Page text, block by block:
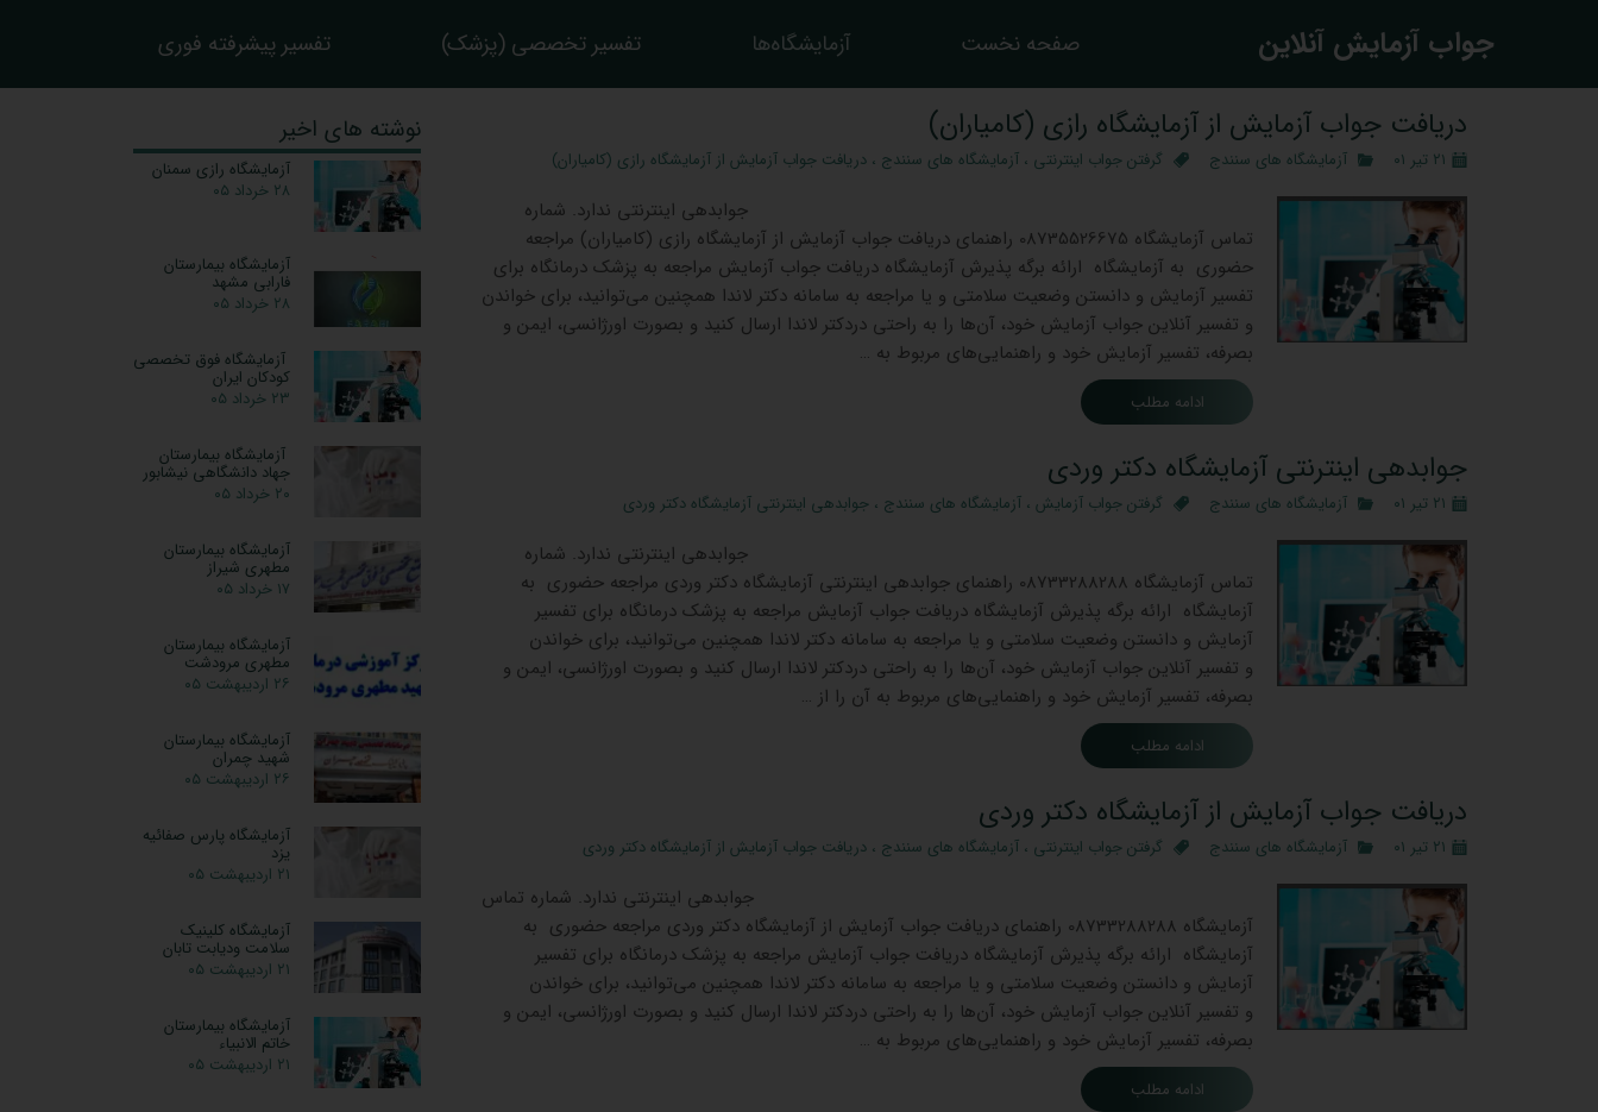
​جواب آزمایش آنلاین صفحه نخست آزمایشگاه‌ها تفسیر تخصصی (پزشک) تفسیر پیشرفته فوری
دریافت جواب آزمایش از آزمایشگاه رازی (کامیاران)
۲۱ تیر ۰۱ آزمایشگاه های سنندج گرفتن جواب اینترنتی ، آزمایشگاه های سنندج ، دریافت جواب آزمایش از آزمایشگاه رازی (کامیاران)
جوابدهی اینترنتی ندارد. شماره
تماس آزمایشگاه 08735526675 راهنمای دریافت جواب آزمایش از آزمایشگاه رازی (کامیاران) مراجعه
حضوری به آزمایشگاه ارائه برگه پذیرش آزمایشگاه دریافت جواب آزمایش مراجعه به پزشک درمانگاه برای
تفسیر آزمایش و دانستن وضعیت سلامتی و یا مراجعه به سامانه دکتر لاندا همچنین می‌توانید، برای خواندن
و تفسیر آنلاین جواب آزمایش خود، آن‌ها را به راحتی دردکتر لاندا ارسال کنید و بصورت اورژانسی، ایمن و
بصرفه، تفسیر آزمایش خود و راهنمایی‌های مربوط به …
ادامه مطلب
جوابدهی اینترنتی آزمایشگاه دکتر وردی
۲۱ تیر ۰۱ آزمایشگاه های سنندج گرفتن جواب آزمایش ، آزمایشگاه های سنندج ، جوابدهی اینترنتی آزمایشگاه دکتر وردی
جوابدهی اینترنتی ندارد. شماره
تماس آزمایشگاه 08733288288 راهنمای جوابدهی اینترنتی آزمایشگاه دکتر وردی مراجعه حضوری به
آزمایشگاه ارائه برگه پذیرش آزمایشگاه دریافت جواب آزمایش مراجعه به پزشک درمانگاه برای تفسیر
آزمایش و دانستن وضعیت سلامتی و یا مراجعه به سامانه دکتر لاندا همچنین می‌توانید، برای خواندن
و تفسیر آنلاین جواب آزمایش خود، آن‌ها را به راحتی دردکتر لاندا ارسال کنید و بصورت اورژانسی، ایمن و
بصرفه، تفسیر آزمایش خود و راهنمایی‌های مربوط به آن را از …
ادامه مطلب
دریافت جواب آزمایش از آزمایشگاه دکتر وردی
۲۱ تیر ۰۱ آزمایشگاه های سنندج گرفتن جواب اینترنتی ، آزمایشگاه های سنندج ، دریافت جواب آزمایش از آزمایشگاه دکتر وردی
جوابدهی اینترنتی ندارد. شماره تماس
آزمایشگاه 08733288288 راهنمای دریافت جواب آزمایش از آزمایشگاه دکتر وردی مراجعه حضوری به
آزمایشگاه ارائه برگه پذیرش آزمایشگاه دریافت جواب آزمایش مراجعه به پزشک درمانگاه برای تفسیر
آزمایش و دانستن وضعیت سلامتی و یا مراجعه به سامانه دکتر لاندا همچنین می‌توانید، برای خواندن
و تفسیر آنلاین جواب آزمایش خود، آن‌ها را به راحتی دردکتر لاندا ارسال کنید و بصورت اورژانسی، ایمن و
بصرفه، تفسیر آزمایش خود و راهنمایی‌های مربوط به …
ادامه مطلب
نوشته های اخیر
آزمایشگاه رازی سمنان
۲۸ خرداد ۰۵
آزمایشگاه بیمارستان
فارابی مشهد
۲۸ خرداد ۰۵
آزمایشگاه فوق تخصصی
کودکان ایران
۲۳ خرداد ۰۵
آزمایشگاه بیمارستان
جهاد دانشگاهی نیشابور
۲۰ خرداد ۰۵
آزمایشگاه بیمارستان
مطهری شیراز
۱۷ خرداد ۰۵
آزمایشگاه بیمارستان
مطهری مرودشت
۲۶ اردیبهشت ۰۵
آزمایشگاه بیمارستان
شهید چمران
۲۶ اردیبهشت ۰۵
آزمایشگاه پارس صفائیه
یزد
۲۱ اردیبهشت ۰۵
آزمایشگاه کلینیک
سلامت ودیابت تابان
۲۱ اردیبهشت ۰۵
آزمایشگاه بیمارستان
خاتم الانبیاء
۲۱ اردیبهشت ۰۵